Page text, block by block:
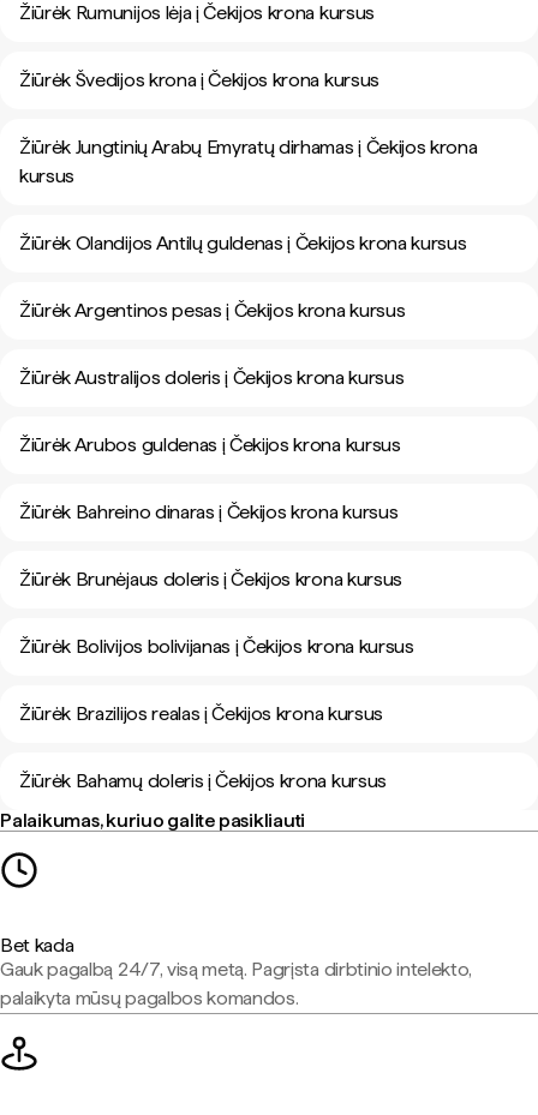
Žiūrėk Rumunijos lėja į Čekijos krona kursus
Žiūrėk Švedijos krona į Čekijos krona kursus
Žiūrėk Jungtinių Arabų Emyratų dirhamas į Čekijos krona
kursus
Žiūrėk Olandijos Antilų guldenas į Čekijos krona kursus
Žiūrėk Argentinos pesas į Čekijos krona kursus
Žiūrėk Australijos doleris į Čekijos krona kursus
Žiūrėk Arubos guldenas į Čekijos krona kursus
Žiūrėk Bahreino dinaras į Čekijos krona kursus
Žiūrėk Brunėjaus doleris į Čekijos krona kursus
Žiūrėk Bolivijos bolivijanas į Čekijos krona kursus
Žiūrėk Brazilijos realas į Čekijos krona kursus
Žiūrėk Bahamų doleris į Čekijos krona kursus
Palaikumas, kuriuo galite pasikliauti
Bet kada
Gauk pagalbą 24/7, visą metą. Pagrįsta dirbtinio intelekto,
palaikyta mūsų pagalbos komandos.